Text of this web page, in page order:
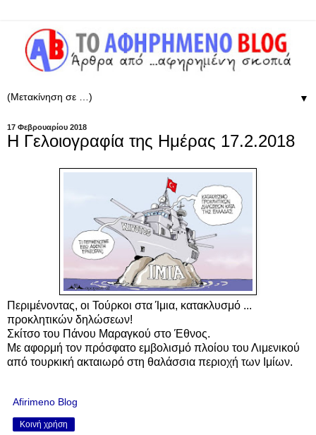
▼
17 Φεβρουαρίου 2018
Η Γελοιογραφία της Ημέρας 17.2.2018
Περιμένοντας, οι Τούρκοι στα Ίμια, κατακλυσμό ...
προκλητικών δηλώσεων!
Σκίτσο του Πάνου Μαραγκού στο Έθνος.
Με αφορμή τον πρόσφατο εμβολισμό πλοίου του Λιμενικού
από τουρκική ακταιωρό στη θαλάσσια περιοχή των Ιμίων.
Afirimeno Blog
Κοινή χρήση